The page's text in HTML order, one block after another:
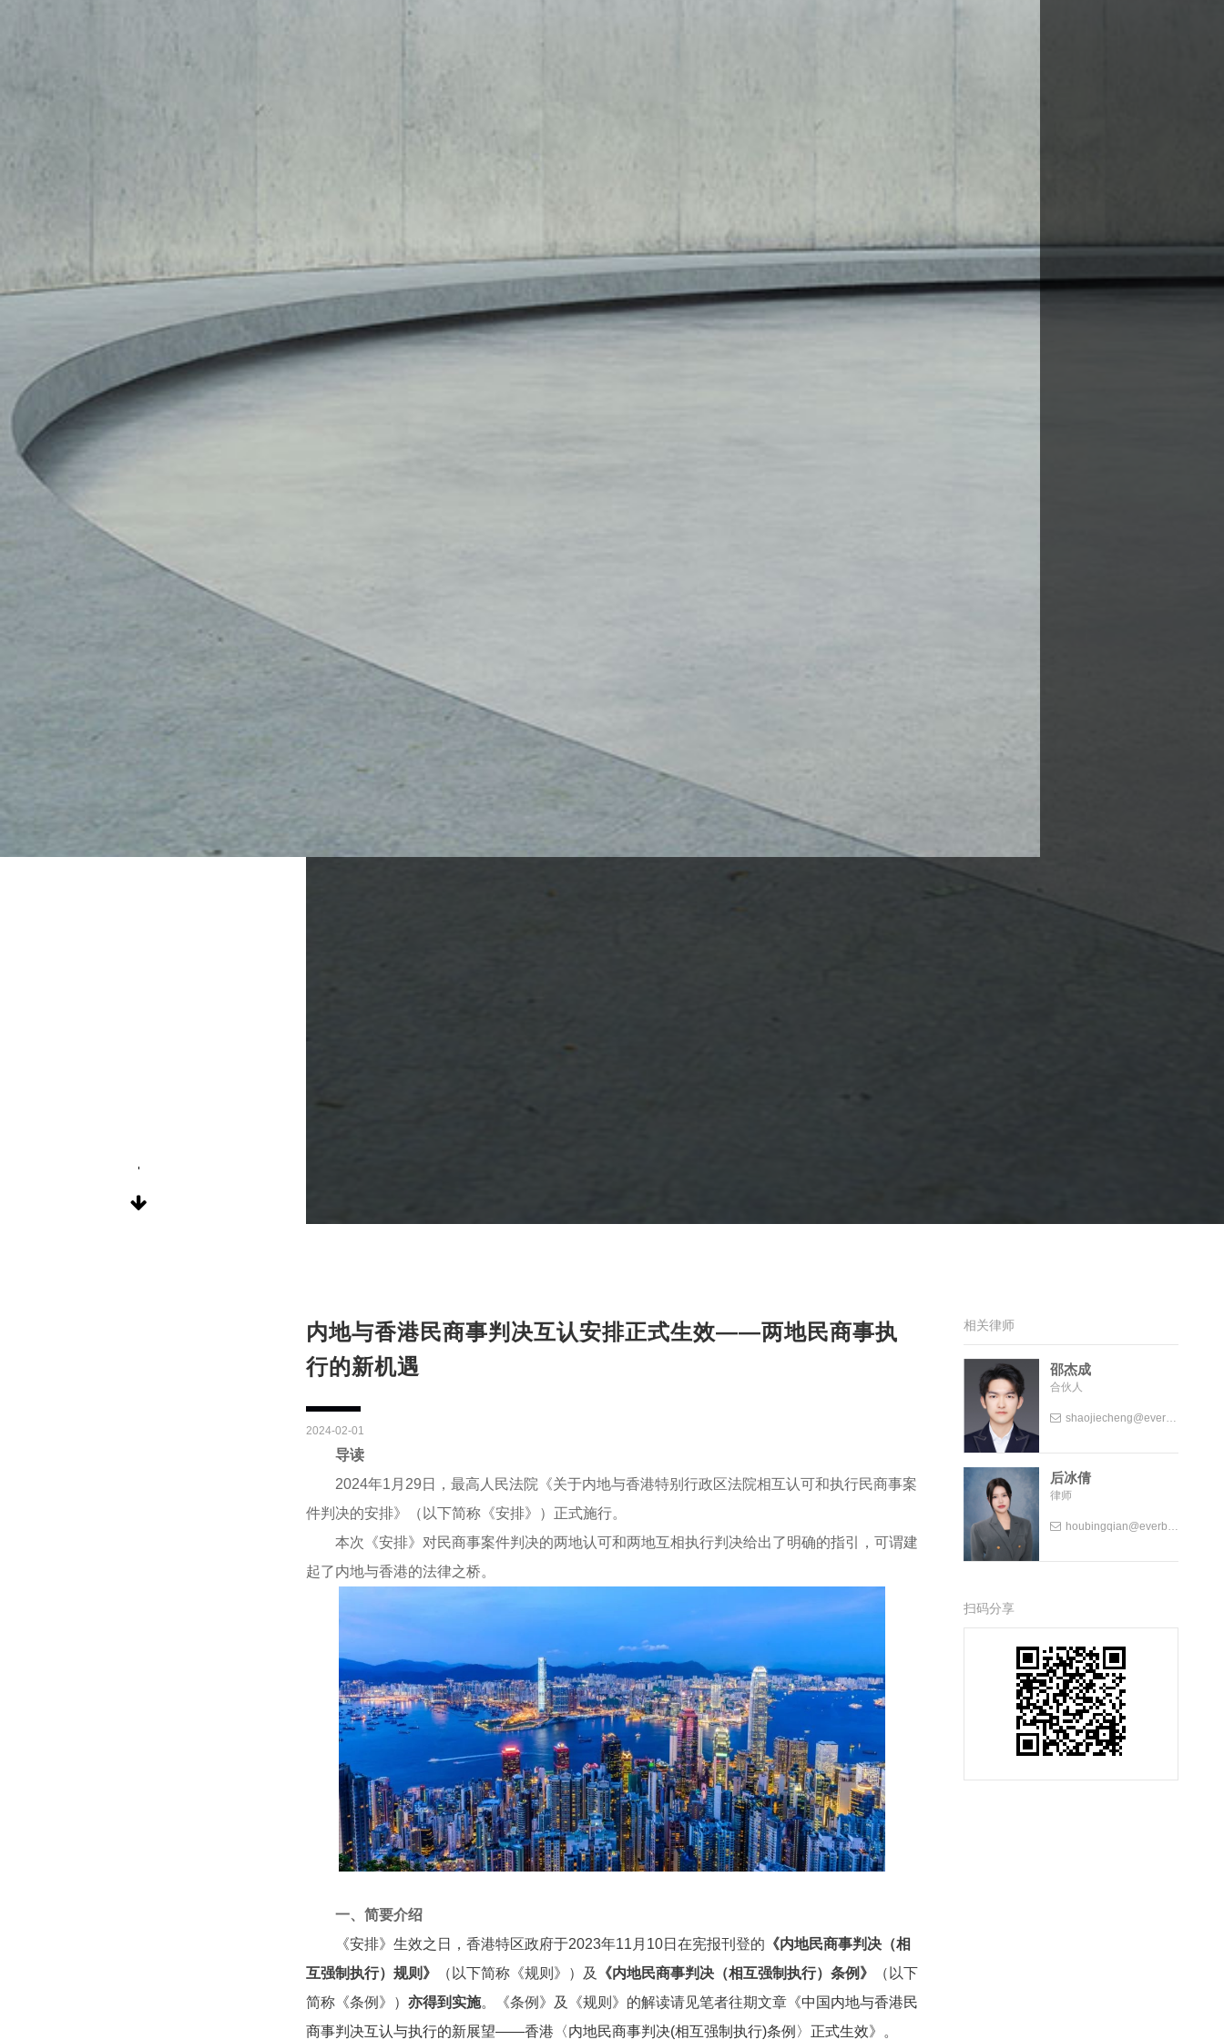
内地与香港民商事判决互认安排正式生效——两地民商事执
行的新机遇
2024-02-01
导读
2024年1月29日，最高人民法院《关于内地与香港特别行政区法院相互认可和执行民商事案
件判决的安排》（以下简称《安排》）正式施行。
本次《安排》对民商事案件判决的两地认可和两地互相执行判决给出了明确的指引，可谓建
起了内地与香港的法律之桥。
一、简要介绍
《安排》生效之日，香港特区政府于2023年11月10日在宪报刊登的 《内地民商事判决（相
互强制执行）规则》
（以下简称《规则》）及 《内地民商事判决（相互强制执行）条例》
（以下
简称《条例》） 亦得到实施。《条例》及《规则》的解读请见笔者往期文章 《中国内地与香港民
商事判决互认与执行的新展望——香港〈内地民商事判决(相互强制执行)条例〉正式生效》
。
相关律师
邵杰成
合伙人
shaojiecheng@everbrightlaw.com
后冰倩
律师
houbingqian@everbrightlaw.com
扫码分享